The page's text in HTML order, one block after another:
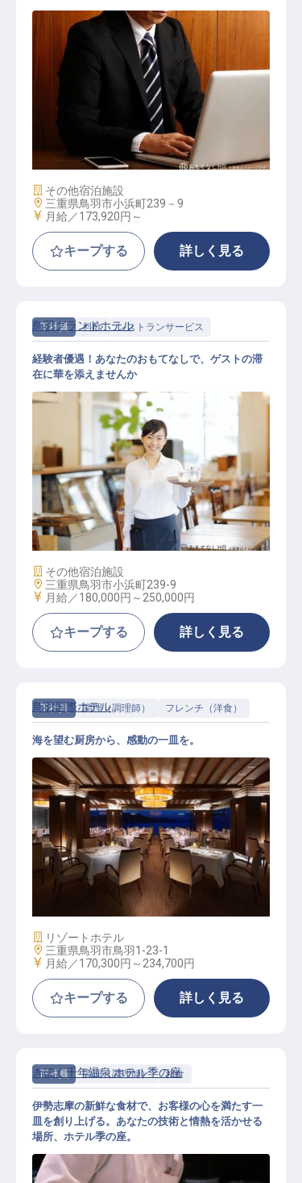
購買 / 正社員
施設業態
その他宿泊施設
勤務地
三重県鳥羽市小浜町239－9
給与
月給／173,920円～
キープする 詳しく見る
正社員 料飲 レストランサービス
レストランサービス
鳥羽グランドホテル
経験者優遇！あなたのおもてなしで、ゲストの滞
在に華を添えませんか
施設業態
その他宿泊施設
勤務地
三重県鳥羽市小浜町239-9
給与
月給／180,000円～ 250,000円
キープする 詳しく見る
正社員 調理（調理師） フレンチ（洋食）
洋食調理
鳥羽国際ホテル
海を望む厨房から、感動の一皿を。
施設業態
リゾートホテル
勤務地
三重県鳥羽市鳥羽1-23-1
給与
月給／170,300円～ 234,700円
キープする 詳しく見る
正社員 調理（調理師） 和食
きほく千年温泉 ホテル季の座
伊勢志摩の新鮮な食材で、お客様の心を満たす一
皿を創り上げる。あなたの技術と情熱を活かせる
場所、ホテル季の座。